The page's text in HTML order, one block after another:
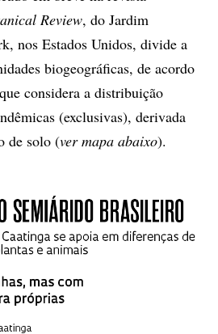
Review, do Jardim
nos Estados Unidos, divide a
biogeográficas, de acordo
considera a distribuição
(exclusivas), derivada
de solo (ver mapa abaixo).